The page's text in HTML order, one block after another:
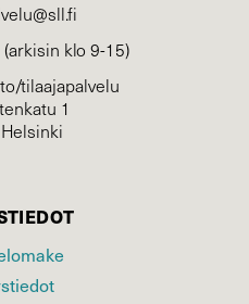
klo 9-15)
tilaajapalvelu
1